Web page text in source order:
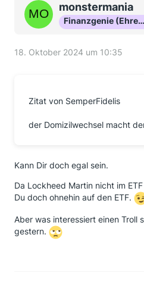
monstermania
Finanzgenie (Ehrenmitglied)
18. Oktober 2024 um 10:35
Zitat von SemperFidelis
der Domizilwechsel macht
Kann Dir doch egal sein.
Da Lockheed Martin nicht im
Du doch ohnehin auf den ETF.
Aber was interessiert einen Troll
gestern.